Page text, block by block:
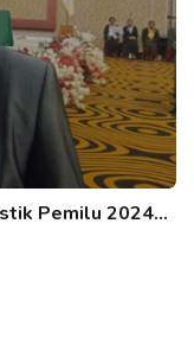
Pemilu 2024…